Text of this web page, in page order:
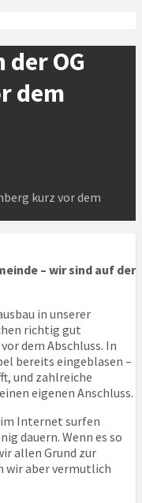
OG
dem
kurz vor dem
– wir sind auf der
in unserer
richtig gut
dem Abschluss. In
bereits eingeblasen –
und zahlreiche
eigenen Anschluss.
Internet surfen
dauern. Wenn es so
allen Grund zur
wir aber vermutlich